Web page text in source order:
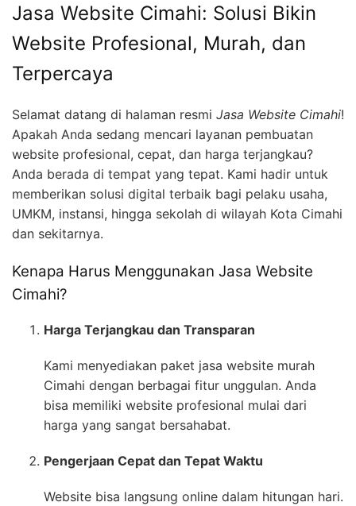
Jasa Website Cimahi: Solusi Bikin
Website Profesional, Murah, dan
Terpercaya
Selamat datang di halaman resmi Jasa Website Cimahi!
Apakah Anda sedang mencari layanan pembuatan
website profesional, cepat, dan harga terjangkau?
Anda berada di tempat yang tepat. Kami hadir untuk
memberikan solusi digital terbaik bagi pelaku usaha,
UMKM, instansi, hingga sekolah di wilayah Kota Cimahi
dan sekitarnya.
Kenapa Harus Menggunakan Jasa Website
Cimahi?
Harga Terjangkau dan Transparan
Kami menyediakan paket jasa website murah
Cimahi dengan berbagai fitur unggulan. Anda
bisa memiliki website profesional mulai dari
harga yang sangat bersahabat.
Pengerjaan Cepat dan Tepat Waktu
Website bisa langsung online dalam hitungan hari.